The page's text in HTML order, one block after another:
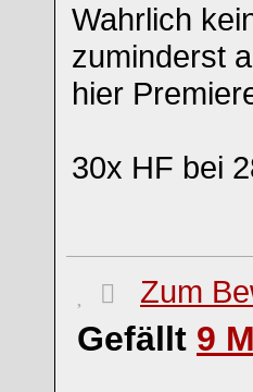
Wahrlich
zuminderst
hier
30x HF bei
Zum
Gefällt 9